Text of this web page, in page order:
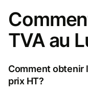
TVA au
Comment obtenir
prix HT?